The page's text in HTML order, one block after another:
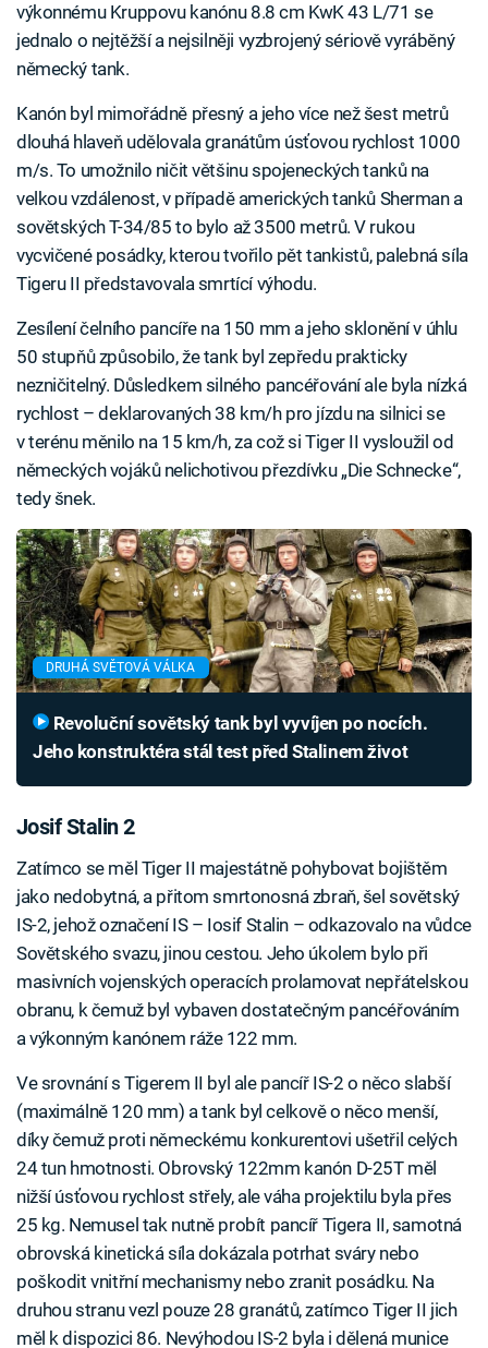
výkonnému Kruppovu kanónu 8.8 cm KwK 43 L/71 se
jednalo o nejtěžší a nejsilněji vyzbrojený sériově vyráběný
německý tank.
Kanón byl mimořádně přesný a jeho více než šest metrů
dlouhá hlaveň udělovala granátům úsťovou rychlost 1000
m/s. To umožnilo ničit většinu spojeneckých tanků na
velkou vzdálenost, v případě amerických tanků Sherman a
sovětských T-34/85 to bylo až 3500 metrů. V rukou
vycvičené posádky, kterou tvořilo pět tankistů, palebná síla
Tigeru II představovala smrtící výhodu.
Zesílení čelního pancíře na 150 mm a jeho sklonění v úhlu
50 stupňů způsobilo, že tank byl zepředu prakticky
nezničitelný. Důsledkem silného pancéřování ale byla nízká
rychlost – deklarovaných 38 km/h pro jízdu na silnici se
v terénu měnilo na 15 km/h, za což si Tiger II vysloužil od
německých vojáků nelichotivou přezdívku „Die Schnecke“,
tedy šnek.
DRUHÁ SVĚTOVÁ VÁLKA
Jeho konstruktéra stál test před Stalinem život
Josif Stalin 2
Zatímco se měl Tiger II majestátně pohybovat bojištěm
jako nedobytná, a přitom smrtonosná zbraň, šel sovětský
IS-2, jehož označení IS – Iosif Stalin – odkazovalo na vůdce
Sovětského svazu, jinou cestou. Jeho úkolem bylo při
masivních vojenských operacích prolamovat nepřátelskou
obranu, k čemuž byl vybaven dostatečným pancéřováním
a výkonným kanónem ráže 122 mm.
Ve srovnání s Tigerem II byl ale pancíř IS-2 o něco slabší
(maximálně 120 mm) a tank byl celkově o něco menší,
díky čemuž proti německému konkurentovi ušetřil celých
24 tun hmotnosti. Obrovský 122mm kanón D-25T měl
nižší úsťovou rychlost střely, ale váha projektilu byla přes
25 kg. Nemusel tak nutně probít pancíř Tigera II, samotná
obrovská kinetická síla dokázala potrhat sváry nebo
poškodit vnitřní mechanismy nebo zranit posádku. Na
druhou stranu vezl pouze 28 granátů, zatímco Tiger II jich
měl k dispozici 86. Nevýhodou IS-2 byla i dělená munice